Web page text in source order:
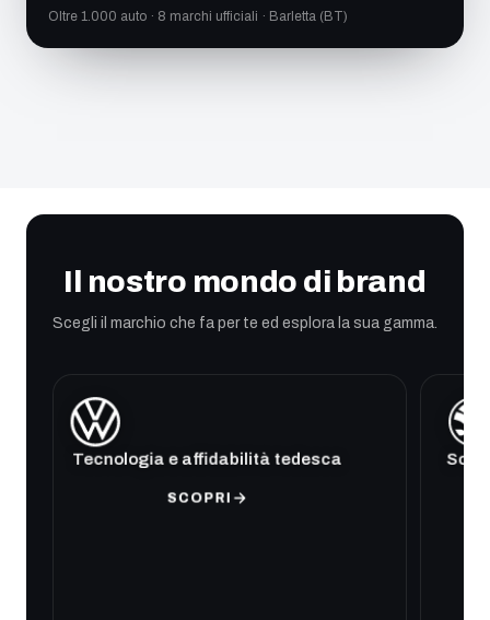
Oltre 1.000 auto · 8 marchi ufficiali · Barletta (BT)
Il nostro mondo di brand
Scegli il marchio che fa per te ed esplora la sua gamma.
Tecnologia e affidabilità tedesca
SCOPRI